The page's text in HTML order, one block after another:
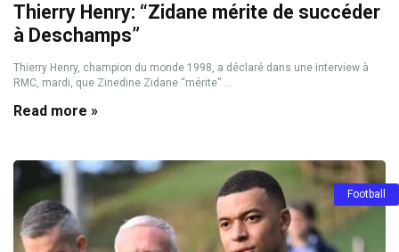
Thierry Henry: “Zidane mérite de succéder
à Deschamps”
Thierry Henry, champion du monde 1998, a déclaré dans une interview à
RMC, mardi, que Zinedine Zidane “mérite” ...
Read more »
Football